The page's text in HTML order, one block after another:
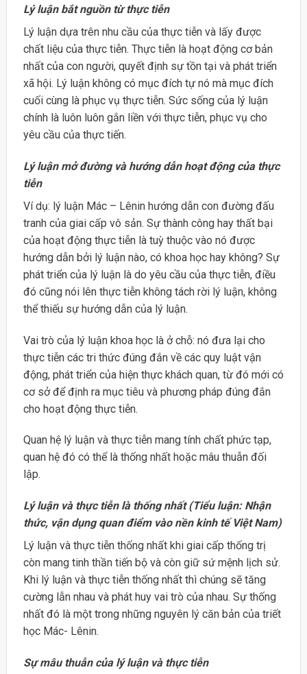
Lý luận bắt nguồn từ thực tiễn
Lý luận dựa trên nhu cầu của thực tiễn và lấy được
chất liệu của thực tiễn. Thực tiễn là hoạt động cơ bản
nhất của con người, quyết định sự tồn tại và phát triển
xã hội. Lý luận không có mục đích tự nó mà mục đích
cuối cùng là phục vụ thực tiễn. Sức sống của lý luận
chính là luôn luôn gắn liền với thực tiễn, phục vụ cho
yêu cầu của thực tiến.
Lý luận mở đường và hướng dẫn hoạt động của thực
tiễn
Ví dụ: lý luận Mác – Lênin hướng dẫn con đường đấu
tranh của giai cấp vô sản. Sự thành công hay thất bại
của hoạt động thực tiễn là tuỳ thuộc vào nó được
hướng dẫn bởi lý luận nào, có khoa học hay không? Sự
phát triển của lý luận là do yêu cầu của thực tiễn, điều
đó cũng nói lên thực tiễn không tách rời lý luận, không
thể thiếu sự hướng dẫn của lý luận.
Vai trò của lý luận khoa học là ở chỗ: nó đưa lại cho
thực tiễn các tri thức đúng đắn về các quy luật vận
động, phát triển của hiện thực khách quan, từ đó mới có
cơ sở để định ra mục tiêu và phương pháp đúng đắn
cho hoạt động thực tiễn.
Quan hệ lý luận và thực tiễn mang tính chất phức tạp,
quan hệ đó có thể là thống nhất hoặc mâu thuẫn đối
lập.
Lý luận và thực tiễn là thống nhất (Tiểu luận: Nhận
thức, vận dụng quan điểm vào nền kinh tế Việt Nam)
Lý luận và thực tiễn thống nhất khi giai cấp thống trị
còn mang tinh thần tiến bộ và còn giữ sứ mệnh lịch sử.
Khi lý luận và thực tiễn thống nhất thì chúng sẽ tăng
cường lẫn nhau và phát huy vai trò của nhau. Sự thống
nhất đó là một trong những nguyên lý căn bản của triết
học Mác- Lênin.
Sự mâu thuẫn của lý luận và thực tiễn